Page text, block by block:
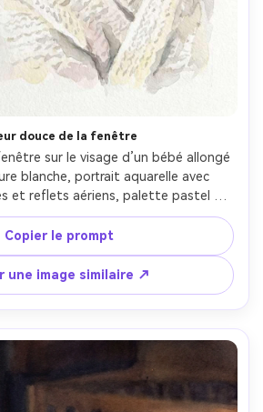
douce de la fenêtre
sur le visage d’un bébé allongé
blanche, portrait aquarelle avec
et reflets aériens, palette pastel
et proportions soignées,
fin, ambiance calme et douce,
simple pour impression, objectif
profondeur de champ --ar 4:5
Copier le prompt
une image similaire ↗